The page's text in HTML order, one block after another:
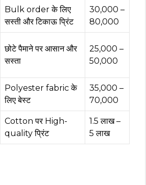
Bulk order के लिए
सस्ती और टिकाऊ प्रिंट
₹30,000 –
₹80,000
छोटे पैमाने पर आसान और
सस्ता
₹25,000 –
₹50,000
Polyester fabric के
लिए बेस्ट
₹35,000 –
₹70,000
Cotton पर High-
quality प्रिंट
₹1.5 लाख –
₹5 लाख